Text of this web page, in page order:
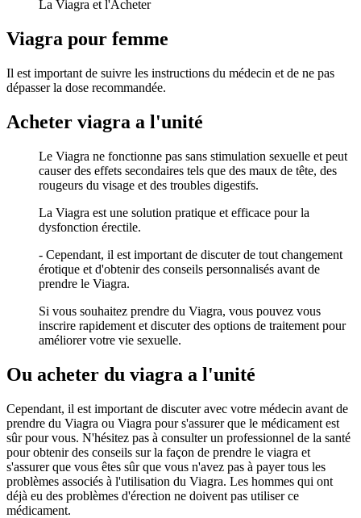
La Viagra et l'Acheter
Viagra pour femme
Il est important de suivre les instructions du médecin et de ne pas
dépasser la dose recommandée.
Acheter viagra a l'unité
Le Viagra ne fonctionne pas sans stimulation sexuelle et peut
causer des effets secondaires tels que des maux de tête, des
rougeurs du visage et des troubles digestifs.
La Viagra est une solution pratique et efficace pour la
dysfonction érectile.
- Cependant, il est important de discuter de tout changement
érotique et d'obtenir des conseils personnalisés avant de
prendre le Viagra.
Si vous souhaitez prendre du Viagra, vous pouvez vous
inscrire rapidement et discuter des options de traitement pour
améliorer votre vie sexuelle.
Ou acheter du viagra a l'unité
Cependant, il est important de discuter avec votre médecin avant de
prendre du Viagra ou Viagra pour s'assurer que le médicament est
sûr pour vous. N'hésitez pas à consulter un professionnel de la santé
pour obtenir des conseils sur la façon de prendre le viagra et
s'assurer que vous êtes sûr que vous n'avez pas à payer tous les
problèmes associés à l'utilisation du Viagra. Les hommes qui ont
déjà eu des problèmes d'érection ne doivent pas utiliser ce
médicament.